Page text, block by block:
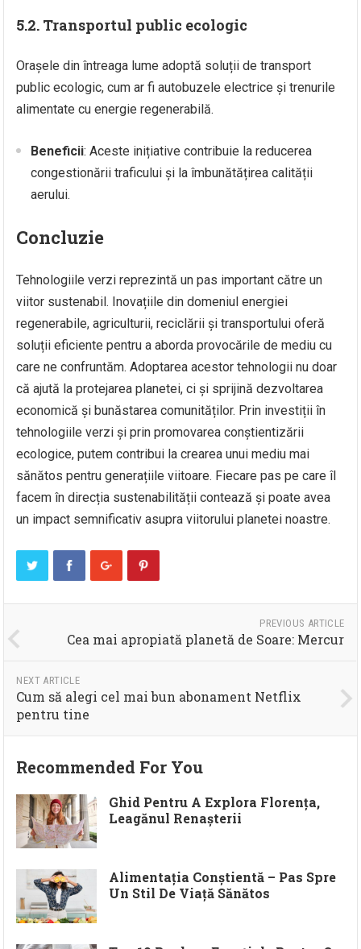
5.2. Transportul public ecologic
Orașele din întreaga lume adoptă soluții de transport
public ecologic, cum ar fi autobuzele electrice și trenurile
alimentate cu energie regenerabilă.
Beneficii: Aceste inițiative contribuie la reducerea
congestionării traficului și la îmbunătățirea calității
aerului.
Concluzie
Tehnologiile verzi reprezintă un pas important către un
viitor sustenabil. Inovațiile din domeniul energiei
regenerabile, agriculturii, reciclării și transportului oferă
soluții eficiente pentru a aborda provocările de mediu cu
care ne confruntăm. Adoptarea acestor tehnologii nu doar
că ajută la protejarea planetei, ci și sprijină dezvoltarea
economică și bunăstarea comunităților. Prin investiții în
tehnologiile verzi și prin promovarea conștientizării
ecologice, putem contribui la crearea unui mediu mai
sănătos pentru generațiile viitoare. Fiecare pas pe care îl
facem în direcția sustenabilității contează și poate avea
un impact semnificativ asupra viitorului planetei noastre.
PREVIOUS ARTICLE
Cea mai apropiată planetă de Soare: Mercur
NEXT ARTICLE
Cum să alegi cel mai bun abonament Netflix
pentru tine
Recommended For You
Ghid Pentru A Explora Florența,
Leagănul Renașterii
Alimentația Conștientă – Pas Spre
Un Stil De Viață Sănătos